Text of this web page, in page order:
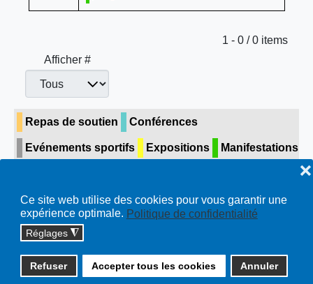
Ce site web utilise des cookies pour vous garantir une
expérience optimale. Politique de confidentialité
Réglages ◮
Refuser Accepter tous les cookies Annuler
❌
Limite de la pagination
1 - 0 / 0 items
Afficher #
Repas de soutien Conférences
Evénements sportifs Expositions Manifestations
Copyright © 2026 cossonay.ch - tous droits réservés | site :
solutions informatiques